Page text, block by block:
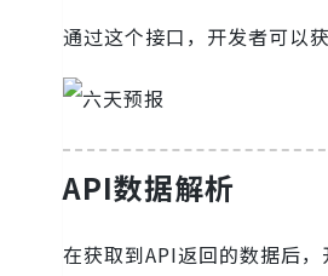
通过这个接口，开发者可以
API数据解析
在获取到API返回的数据后